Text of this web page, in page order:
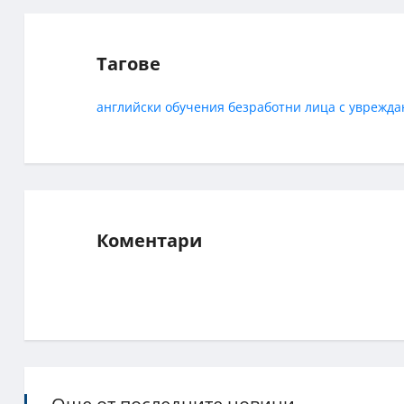
Тагове
английски обучения безработни лица с
Коментари